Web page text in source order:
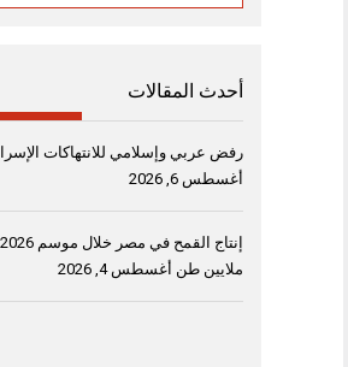
أحدث المقالات
رفض عربي وإسلامي للانتهاكات
أغسطس 6, 2026
ملايين طن أغسطس 4, 2026